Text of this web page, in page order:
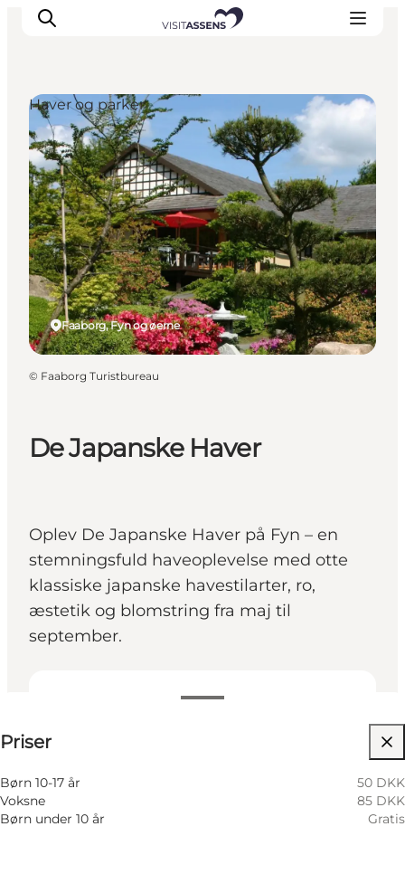
Overnatning
Oplevelser
Spis & drik
Det sker
Åbningstider
De Japanske Haver
Oplev De Japanske Haver på Fyn – en
stemningsfuld haveoplevelse med otte
klassiske japanske havestilarter, ro,
æstetik og blomstring fra maj til
september.
Priser
Børn 10-17 år
50 DKK
Voksne
85 DKK
Børn under 10 år
Gratis
Min partner, Mig selv, Venner
Faaborg, Fyn og øerne
Haver og parker
© Faaborg Turistbureau